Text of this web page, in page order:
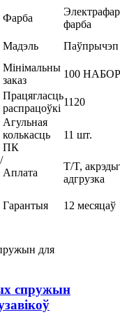
Фарба
фарба
Мадэль Паўпрычэп
Мінімальны
заказ
100
Працягласць
распрацоўкі
1120
Агульная
колькасць
ПК
11 шт.
Аплата
T/T,
адгрузка
Гарантыя
12 месяцаў
спружын